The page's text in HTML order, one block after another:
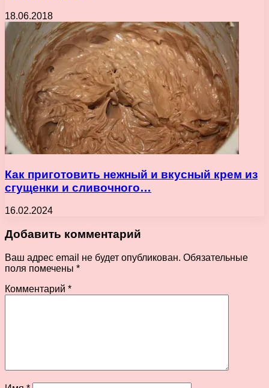
18.06.2018
Как приготовить нежный и вкусный крем из
сгущенки и сливочного…
16.02.2024
Добавить комментарий
Ваш адрес email не будет опубликован. Обязательные
поля помечены *
Комментарий *